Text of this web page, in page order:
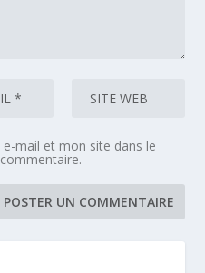
mail et mon site dans le